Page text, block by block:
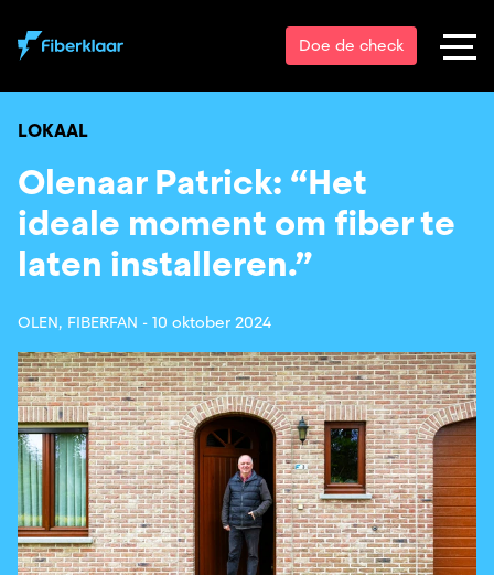
Doe de check
LOKAAL
Olenaar Patrick: “Het
ideale moment om fiber te
laten installeren.”
OLEN, FIBERFAN - 10 oktober 2024